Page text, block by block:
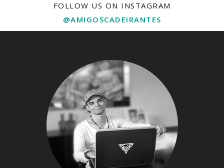
FOLLOW US ON INSTAGRAM
@AMIGOSCADEIRANTES